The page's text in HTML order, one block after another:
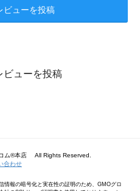
ビューを投稿
ビューを投稿
ム®本店 All Rights Reserved.
合わせ
情報の暗号化と実在性の証明のため、GMOグロ